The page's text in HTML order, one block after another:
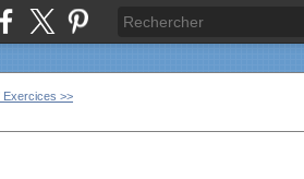
Exercices >>